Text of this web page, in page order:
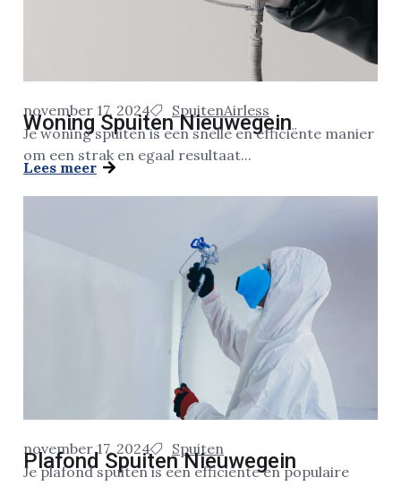
november 17, 2024 SpuitenAirless
Woning Spuiten Nieuwegein
Je woning spuiten is een snelle en efficiënte manier
om een strak en egaal resultaat...
Lees meer
november 17, 2024 Spuiten
Plafond Spuiten Nieuwegein
Je plafond spuiten is een efficiënte en populaire